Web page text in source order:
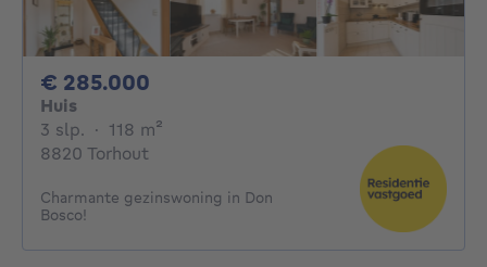
€ 285.000
Huis
3 slp. 3 slaapkamers
· 118 m²
8820 Torhout
Charmante gezinswoning in Don
Bosco!